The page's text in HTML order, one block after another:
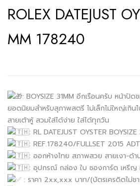
ROLEX DATEJUST
MM 178240
: BOYSIZE 31MM อีกเรือนครับ หน้าปั
ยอดนิยมสำหรับสุภาพสตรี ไม่เล็กไม่ใหญ่เกิน
สายเต้าหู้ สวมใส่ได้ง่าย ใส่ได้ทุกวัน
: RL DATEJUST OYSTER BOYSIZE
: REF.178240/FULLSET 2015
: ออกห้างไทย สภาพสวย สายเงา-ด้า
: อุปกรณ์ กล่อง ใบ ซองการ์ด เหรีญ
: ราคา 2xx,xxx บาท/(บัตรเครดิตไม่ช